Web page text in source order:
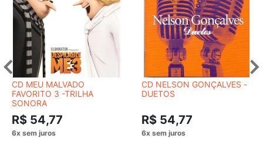
CD MEU MALVADO
FAVORITO 3 -TRILHA
SONORA
R$ 54,77
CD NELSON GONÇALVES -
DUETOS
R$ 54,77